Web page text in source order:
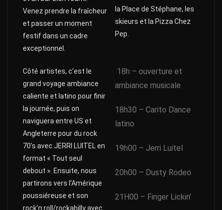
Venez prendre la fraîcheur
et passer un moment
festif dans un cadre
exceptionnel.
Côté artistes, c’est le
grand voyage ambiance
caliente et latino pour finir
la journée, puis on
naviguera entre US et
Angleterre pour du rock
70’s avec JERRI LUITEL en
format « Tout seul
debout ». Ensuite, nous
partirons vers l’Amérique
poussiéreuse et son
rock’n roll/rockabilly avec
la Place de Stéphane, les
skieurs et la Pizza Chez
Pep.
18h – ouverture et
ambiance musicale
18h30 – Carito Dance
latino
19h00 – Jerri Luitel
20h00 – Dusty Rodeo
21H00 – Finger Lickin’